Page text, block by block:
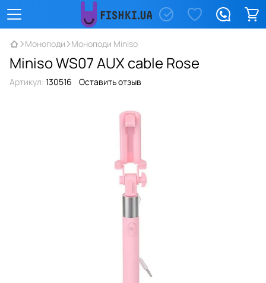
Моноподи Моноподи Miniso
Miniso WS07 AUX cable Rose
Артикул: 130516 Оставить отзыв